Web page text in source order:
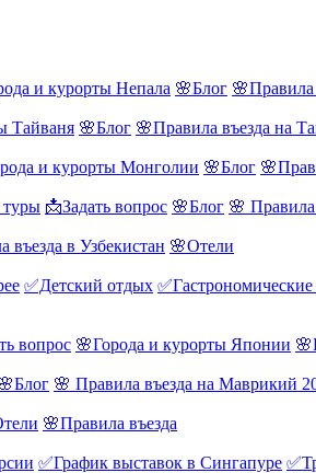
и курорты Непала 🌸Блог 🌸Правила
Тайваня 🌸Блог 🌸Правила въезда на
и курорты Монголии 🌸Блог
📩Задать вопрос 🌸Блог 🌸
въезда в Узбекистан 🌸Отели
✅Детский отдых
вопрос 🌸Города и курорты Японии
🌸 Правила въезда на Маврикий
🌸Правила въезда
✅График выставок в Сингапуре